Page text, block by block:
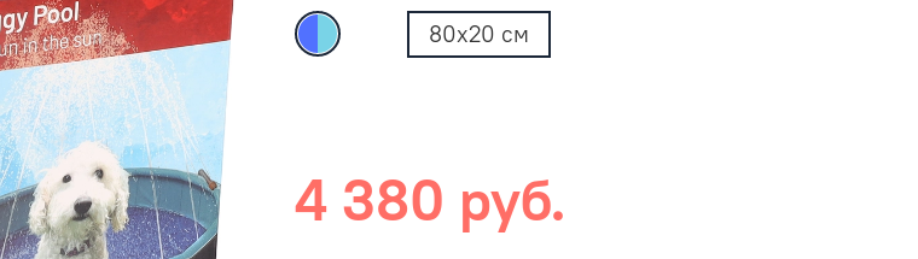
80х20 см
4 380 руб.